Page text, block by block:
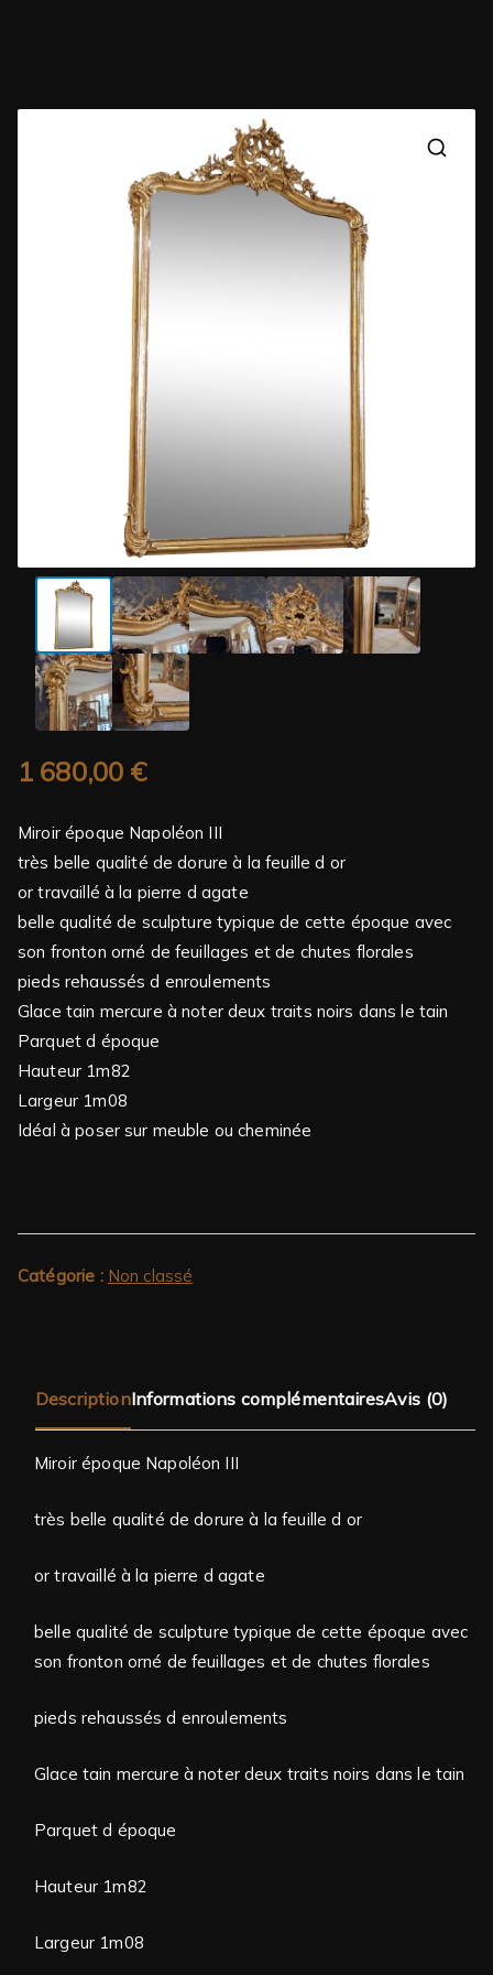
1 680,00 €
Miroir époque Napoléon III
très belle qualité de dorure à la feuille d or
or travaillé à la pierre d agate
belle qualité de sculpture typique de cette époque avec
son fronton orné de feuillages et de chutes florales
pieds rehaussés d enroulements
Glace tain mercure à noter deux traits noirs dans le tain
Parquet d époque
Hauteur 1m82
Largeur 1m08
Idéal à poser sur meuble ou cheminée
Catégorie : Non classé
DescriptionInformations complémentairesAvis (0)
Miroir époque Napoléon III
très belle qualité de dorure à la feuille d or
or travaillé à la pierre d agate
belle qualité de sculpture typique de cette époque avec
son fronton orné de feuillages et de chutes florales
pieds rehaussés d enroulements
Glace tain mercure à noter deux traits noirs dans le tain
Parquet d époque
Hauteur 1m82
Largeur 1m08